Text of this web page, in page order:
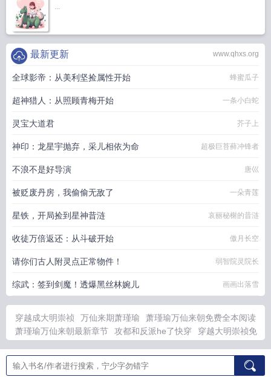
...
www.qhxs.org
最新更新
全球影帝：从美利坚捡属性开始 蜂蜜瓜子
超神猎人：从照顾青梅开始 一条小白蛇
灵宝大道君 芥子上
神印：龙星宇抛弃，采儿相依为命 超极巨苔藓冲锋者
不浪不是好导演 唐巛
被贬废丹房，我偷偷无敌了 一朵青莲
星铁，开局捡到星神昔涟 哀丽秘榭的昔涟
收徒万倍返还：从斗破开始 傲月长空
请你们古人附灵点正常物件！ 弱智院灵院长
综武：签到剑魔！透爆黑丝林婉儿 画画出落雪
穿越成大明崇祯 万仙来期萧瑾瑜
萧瑾瑜万仙来朝免费全本阅读
萧瑾瑜万仙来朝最新章节
攻都和反派he了快穿
穿越大明崇祯免
局被校花倒贴我
煦日逢雨 末日开局校花找上门
渣男总裁别想逃
漫画全集免费
萧瑾瑜合集 煦日逢雨在线阅读 末日开局校花成为